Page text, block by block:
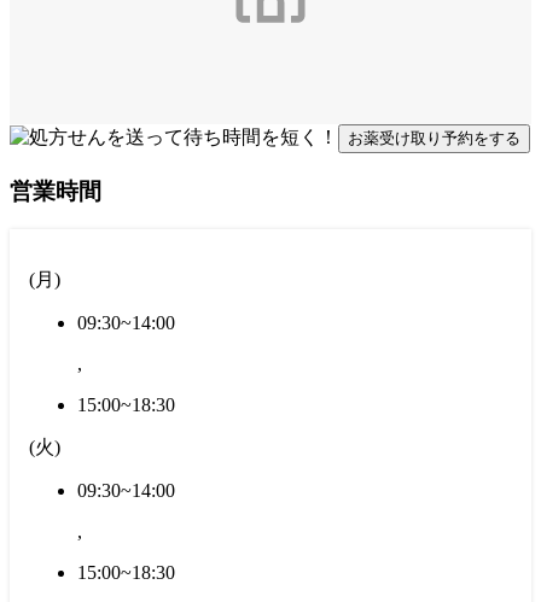
お薬受け取り予約をする
営業時間
(月 )
09:30~14:00
,
15:00~18:30
(火)
09:30~14:00
,
15:00~18:30